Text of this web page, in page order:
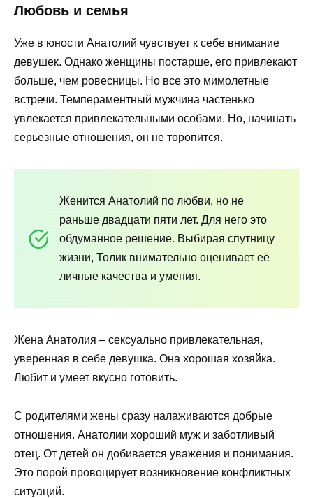
Любовь и семья
Уже в юности Анатолий чувствует к себе внимание
девушек. Однако женщины постарше, его привлекают
больше, чем ровесницы. Но все это мимолетные
встречи. Темпераментный мужчина частенько
увлекается привлекательными особами. Но, начинать
серьезные отношения, он не торопится.
Женится Анатолий по любви, но не
раньше двадцати пяти лет. Для него это
обдуманное решение. Выбирая спутницу
жизни, Толик внимательно оценивает её
личные качества и умения.
Жена Анатолия – сексуально привлекательная,
уверенная в себе девушка. Она хорошая хозяйка.
Любит и умеет вкусно готовить.
С родителями жены сразу налаживаются добрые
отношения. Анатолии хороший муж и заботливый
отец. От детей он добивается уважения и понимания.
Это порой провоцирует возникновение конфликтных
ситуаций.